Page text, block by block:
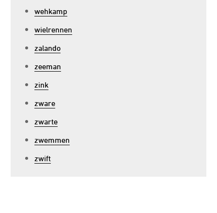
wehkamp
wielrennen
zalando
zeeman
zink
zware
zwarte
zwemmen
zwift